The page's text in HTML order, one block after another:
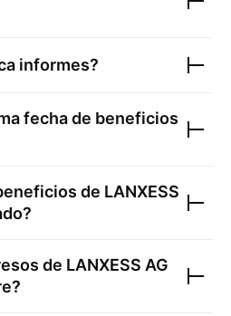
informes?
fecha de beneficios
de LANXESS
de LANXESS AG